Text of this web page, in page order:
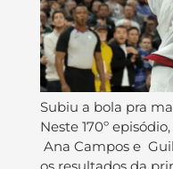
Subiu a bola pra
Neste 170º
Ana Campos e